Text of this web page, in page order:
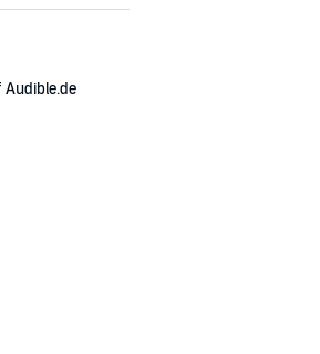
Audible.de